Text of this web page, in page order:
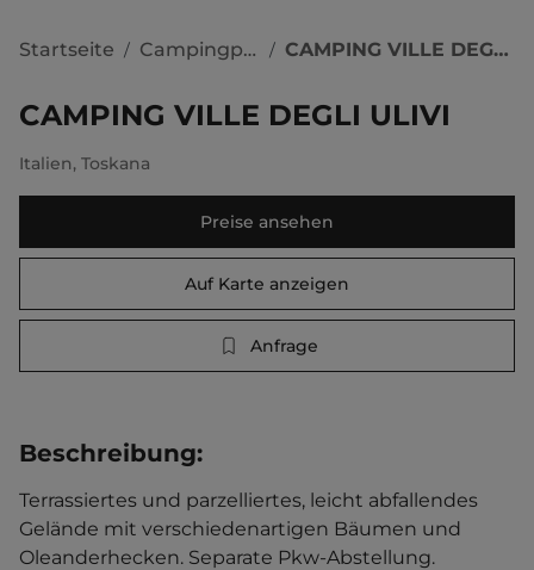
Startseite / Campingplätze / CAMPING VILLE DEGLI ULIVI
CAMPING VILLE DEGLI ULIVI
Italien, Toskana
Preise ansehen
Auf Karte anzeigen
Anfrage
Beschreibung:
Terrassiertes und parzelliertes, leicht abfallendes
Gelände mit verschiedenartigen Bäumen und
Oleanderhecken. Separate Pkw-Abstellung.